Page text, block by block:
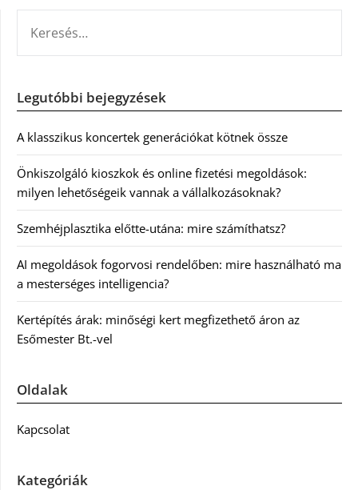
Legutóbbi bejegyzések
A klasszikus koncertek generációkat kötnek össze
Önkiszolgáló kioszkok és online fizetési megoldások:
milyen lehetőségeik vannak a vállalkozásoknak?
Szemhéjplasztika előtte-utána: mire számíthatsz?
AI megoldások fogorvosi rendelőben: mire használható ma
a mesterséges intelligencia?
Kertépítés árak: minőségi kert megfizethető áron az
Esőmester Bt.-vel
Oldalak
Kapcsolat
Kategóriák